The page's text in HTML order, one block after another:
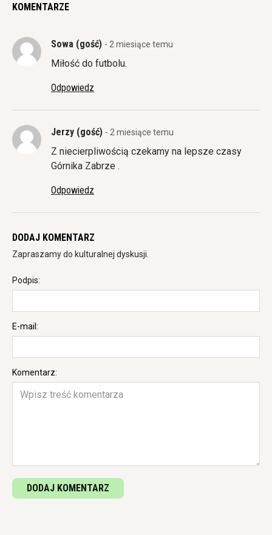
KOMENTARZE
Sowa (gość) - 2 miesiące temu
Miłość do futbolu.
Odpowiedz
Jerzy (gość) - 2 miesiące temu
Z niecierpliwością czekamy na lepsze czasy
Górnika Zabrze .
Odpowiedz
DODAJ KOMENTARZ
Zapraszamy do kulturalnej dyskusji.
Podpis:
E-mail:
Komentarz:
DODAJ KOMENTARZ